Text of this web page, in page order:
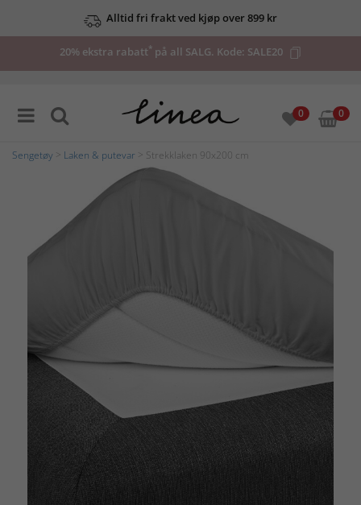
Alltid fri frakt ved kjøp over 899 kr
20% ekstra rabatt* på all SALG. Kode: SALE20
0 0
Sengetøy Laken & putevar > Strekklaken 90x200 cm